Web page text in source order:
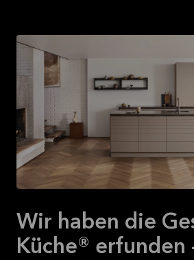
Wir haben die
Küche® erfunden